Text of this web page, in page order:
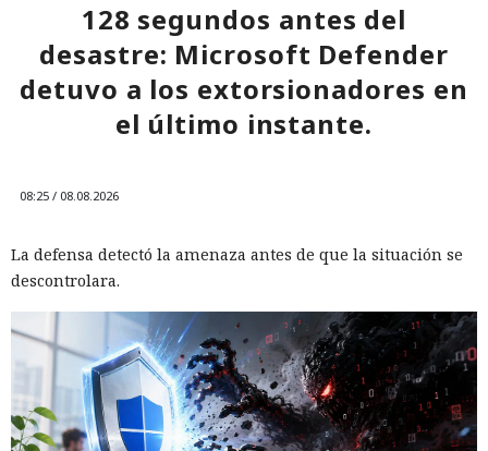
128 segundos antes del
desastre: Microsoft Defender
detuvo a los extorsionadores en
el último instante.
08:25 / 08.08.2026
La defensa detectó la amenaza antes de que la situación se
descontrolara.